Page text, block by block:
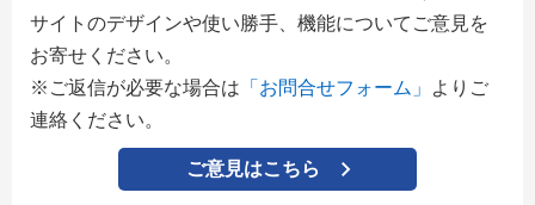
サイトのデザインや使い勝手、機能についてご意見を
お寄せください。
※ご返信が必要な場合は 「お問合せフォーム」
よりご
連絡ください。
ご意見はこちら